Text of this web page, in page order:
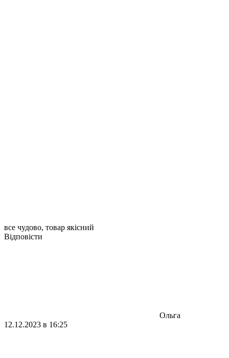
все чудово, товар якісний
Відповісти
Ольга
12.12.2023 в 16:25